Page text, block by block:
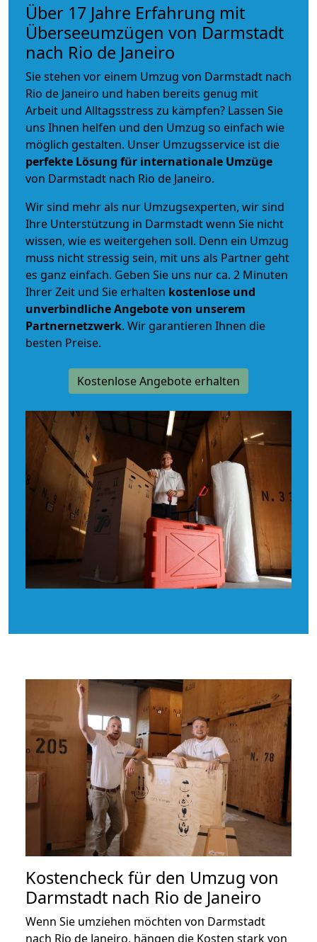
Über 17 Jahre Erfahrung mit
Überseeumzügen von Darmstadt
nach Rio de Janeiro
Sie stehen vor einem Umzug von Darmstadt nach
Rio de Janeiro und haben bereits genug mit
Arbeit und Alltagsstress zu kämpfen? Lassen Sie
uns Ihnen helfen und den Umzug so einfach wie
möglich gestalten. Unser Umzugsservice ist die
perfekte Lösung für internationale Umzüge
von Darmstadt nach Rio de Janeiro.
Wir sind mehr als nur Umzugsexperten, wir sind
Ihre Unterstützung in Darmstadt wenn Sie nicht
wissen, wie es weitergehen soll. Denn ein Umzug
muss nicht stressig sein, mit uns als Partner geht
es ganz einfach. Geben Sie uns nur ca. 2 Minuten
Ihrer Zeit und Sie erhalten kostenlose und
unverbindlicheAngebote von unserem
Partnernetzwerk. Wir garantieren Ihnen die
besten Preise.
Kostenlose Angebote erhalten
Kostencheck für den Umzug von
Darmstadt nach Rio de Janeiro
Wenn Sie umziehen möchten von Darmstadt
nach Rio de Janeiro, hängen die Kosten stark von